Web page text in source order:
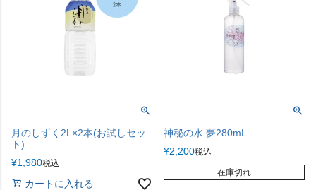
月のしずく2L×2本(お試しセッ
ト)
¥1,980税込
カートに入れる
神秘の水 夢280mL
¥2,200税込
在庫切れ